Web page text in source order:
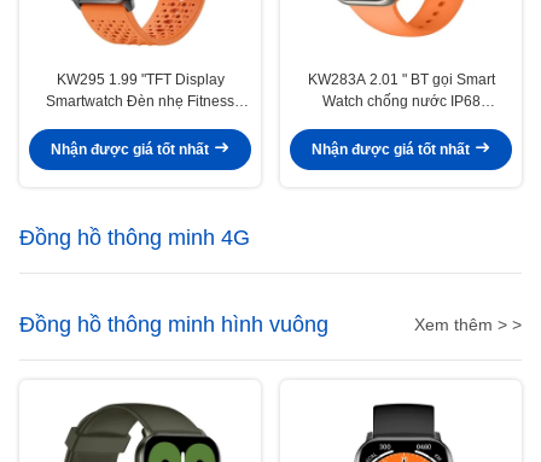
KW295 1.99 "TFT Display
Smartwatch Đèn nhẹ Fitness
Nhận được giá tốt nhất
KW283A 2.01 " BT gọi Smart
Watch chống nước IP68
Nhận được giá tốt nhất
Đồng hồ thông minh 4G
Đồng hồ thông minh hình vuông Xem thêm > >